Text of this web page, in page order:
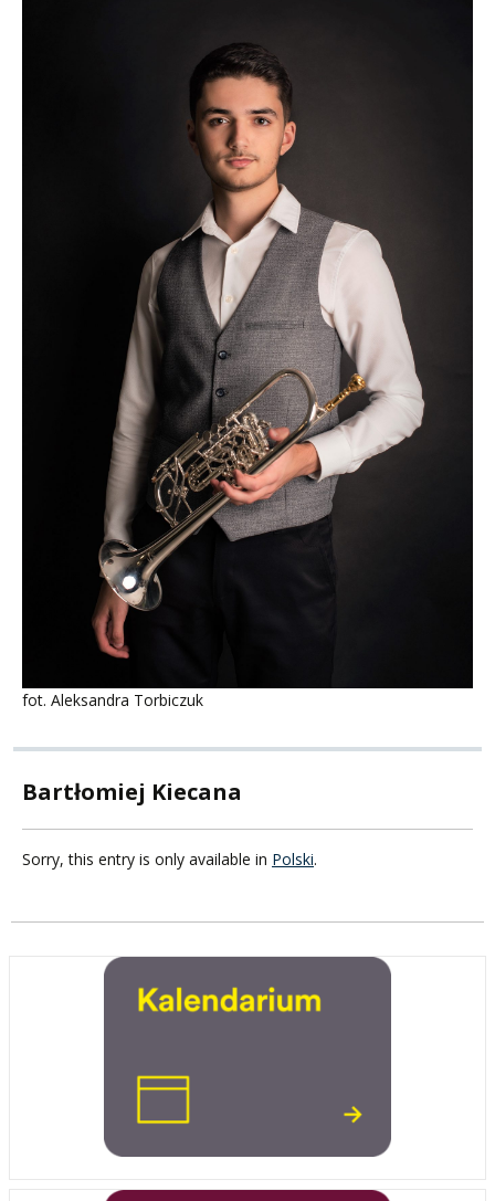
fot. Aleksandra Torbiczuk
Bartłomiej Kiecana
Sorry, this entry is only available in Polski.